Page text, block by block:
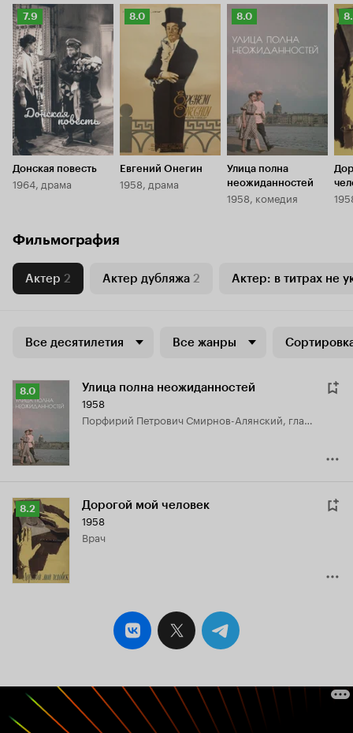
Рейтинг
Кинопоиска
7.9
7.9
Донская повесть
1964, драма
Рейтинг
Кинопоиска
8.0
Евгений Онегин
1958, драма
Рейтинг
8.0
8.0
Улица полна
неожиданностей
1958, комедия
Фильмография
Актер 2 Актер дубляжа 2 Актер: в титрах не
Все десятилетия Все жанры
Рейтинг
Кинопоиска
8.0 Улица полна неожиданностей
1958
Порфирий Петрович Смирнов-Алянский, главбух Стройтреста
Рейтинг
Кинопоиска
8.2
8.2 Дорогой мой человек
1958
врач